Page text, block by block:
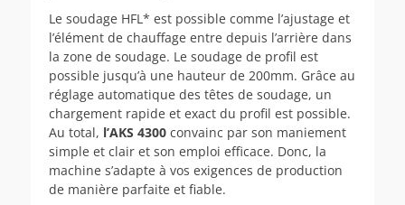
Le soudage HFL* est possible comme l’ajustage et
l’élément de chauffage entre depuis l’arrière dans
la zone de soudage. Le soudage de profil est
possible jusqu’à une hauteur de 200mm. Grâce au
réglage automatique des têtes de soudage, un
chargement rapide et exact du profil est possible.
Au total, l’AKS 4300 convainc par son maniement
simple et clair et son emploi efficace. Donc, la
machine s’adapte à vos exigences de production
de manière parfaite et fiable.